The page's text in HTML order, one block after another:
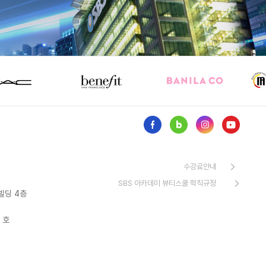
딩 4층
호
수강료안내
SBS 아카데미 뷰티스쿨 학칙규정